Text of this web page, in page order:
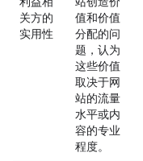
关方的
实用性
值和价值
分配的问
题，认为
这些价值
取决于网
站的流量
水平或内
容的专业
程度。